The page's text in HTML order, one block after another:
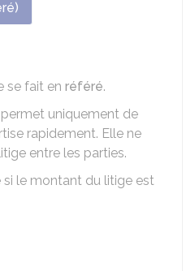
se fait en référé.
uniquement de
rapidement. Elle ne
entre les parties.
le montant du litige est